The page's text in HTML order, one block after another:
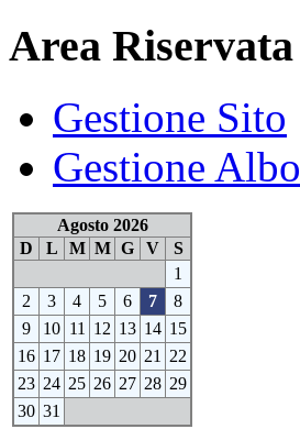
Area Riservata
Gestione Sito
Gestione Albo
Agosto 2026
D
L M M G V
S
1
2
3 4 5 6 7
8
9
10 11 12 13 14 15
16 17 18 19 20 21
22
23 24 25 26 27 28 29
30 31